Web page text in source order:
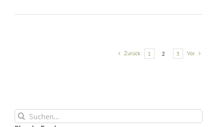
Zurück 1 2 3 Vor
Suche
nach: